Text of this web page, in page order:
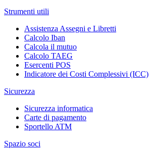
Strumenti utili
Assistenza Assegni e Libretti
Calcolo Iban
Calcola il mutuo
Calcolo TAEG
Esercenti POS
Indicatore dei Costi Complessivi (ICC)
Sicurezza
Sicurezza informatica
Carte di pagamento
Sportello ATM
Spazio soci